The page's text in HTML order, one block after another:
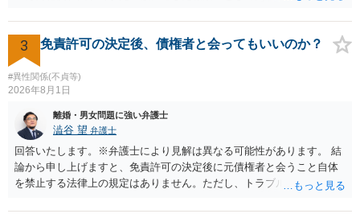
か。 ⇒判決となり敗訴してしまった場合は、強制執行により不動産等
の財産を差し押さえられ、そこから債権回収が図られることになりま
すが、 和解であれば柔軟な解決が可能ですので、その場合は分割払
いにより支払うことも十分可能です。 ⑤ このような事情であれば、私
は120万円のみ和解交渉を続けるべきでしょうか。 ⇒ご相談者様の認
れるため、 120万円のみについて交渉を続けることがベターかと存じ
ます。
には、追加着手金や日当、実費が発生することもあります。 もっと
も、証拠が十分にあるか、相手方の住所・勤務先が分かるか、慰謝料
額、離婚の有無、交渉で終わるか訴訟まで見込むかによって、費用は
変わり得ます。依頼前に、交渉だけの場合、訴訟になった場合、回収
できなかった場合の費用を確認しておくとよいでしょう。 弁護士選び
通しを過度に楽観的に言い過ぎないか、質問に具体的に答えてくれる
か、連絡方法（メール、電話、弁護士直接か事務局員を介するかな
ど）や対応スピードが合うかを確認するとよいと思います。いずれに
しましても、弁護士への相談・依頼にあたっては、証拠資料、夫と相
手方の関係、相手方の氏名・住所等、夫婦関係への影響、離婚予定の
3 免責許可の決定後、債権者と会ってもいいのか？
#異性関係(不貞等)
2026年8月1日
離婚・男女問題に強い弁護士
澁谷 望 弁護士
回答いたします。※弁護士により見解は異なる可能性があります。 結
論から申し上げますと、免責許可の決定後に元債権者と会うこと自体
を禁止する法律上の規定はありません。ただし、トラブル防止の観点
ントは以下の通りです。 ・金銭のやり取りや返済の約束は絶対にしな